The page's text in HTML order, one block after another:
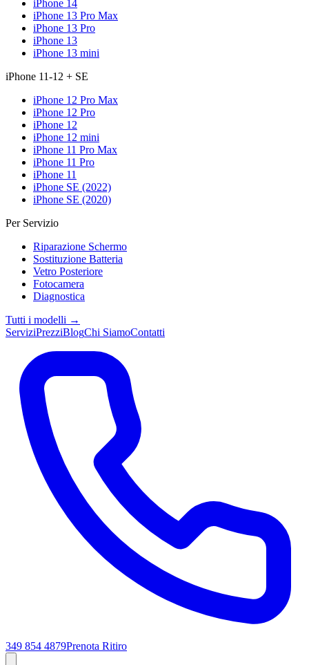
iPhone 14
iPhone 13 Pro Max
iPhone 13 Pro
iPhone 13
iPhone 13 mini
iPhone 11-12 + SE
iPhone 12 Pro Max
iPhone 12 Pro
iPhone 12
iPhone 12 mini
iPhone 11 Pro Max
iPhone 11 Pro
iPhone 11
iPhone SE (2022)
iPhone SE (2020)
Per Servizio
Riparazione Schermo
Sostituzione Batteria
Vetro Posteriore
Fotocamera
Diagnostica
Tutti i modelli →
ServiziPrezziBlogChi SiamoContatti
349 854 4879Prenota Ritiro